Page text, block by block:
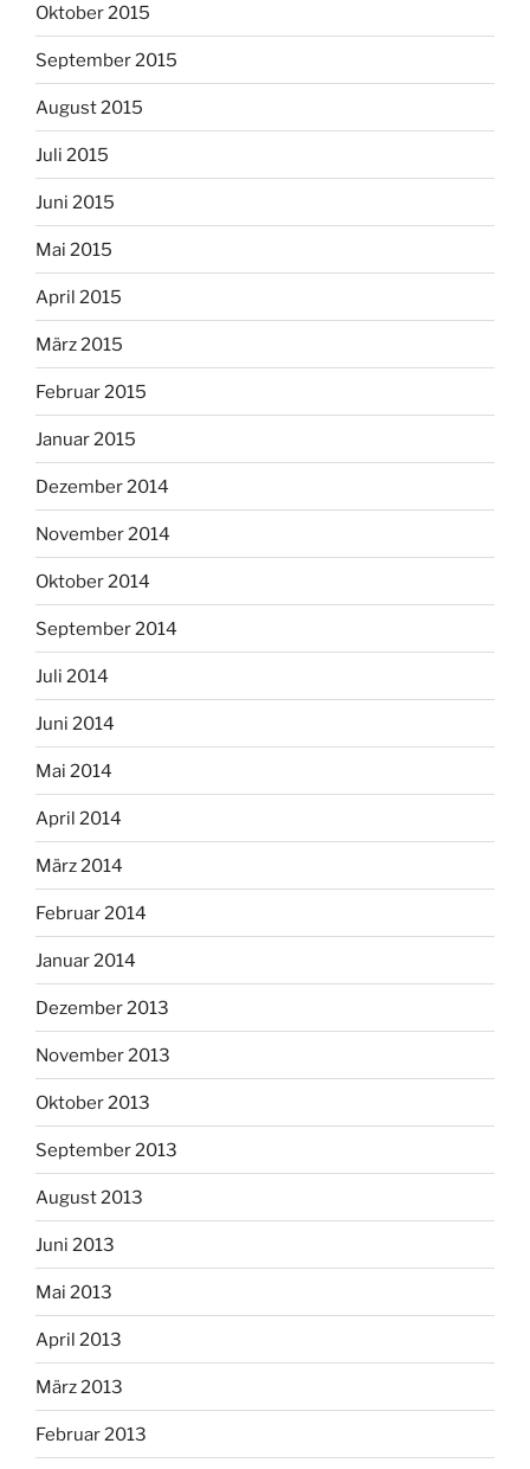
Oktober 2015
September 2015
August 2015
Juli 2015
Juni 2015
Mai 2015
April 2015
März 2015
Februar 2015
Januar 2015
Dezember 2014
November 2014
Oktober 2014
September 2014
Juli 2014
Juni 2014
Mai 2014
April 2014
März 2014
Februar 2014
Januar 2014
Dezember 2013
November 2013
Oktober 2013
September 2013
August 2013
Juni 2013
Mai 2013
April 2013
März 2013
Februar 2013